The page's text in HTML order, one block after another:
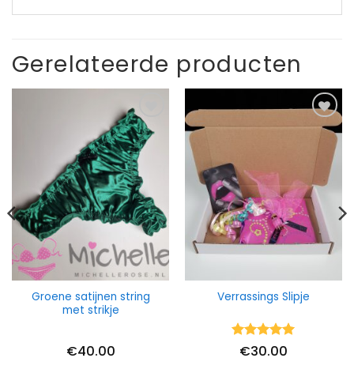
Gerelateerde producten
Groene satijnen string
met strikje
€40.00
Verrassings Slipje
Waardering
€30.00